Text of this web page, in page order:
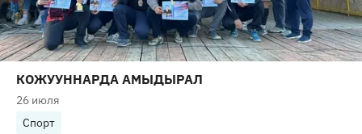
КОЖУУННАРДА АМЫДЫРАЛ
26 июля
Спорт